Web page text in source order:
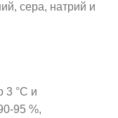
сера, натрий и
3 °С и
95 %,